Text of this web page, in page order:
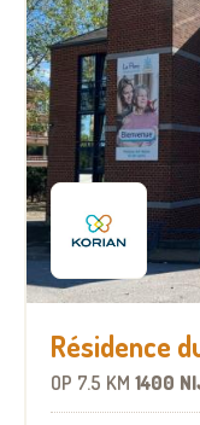
Résidence
OP 7.5 KM 1400